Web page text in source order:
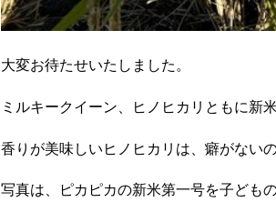
大変お待たせいたしました。
ミルキークイーン、ヒノヒカリともに新
香りが美味しいヒノヒカリは、癖がない
写真は、ピカピカの新米第一号を子ども